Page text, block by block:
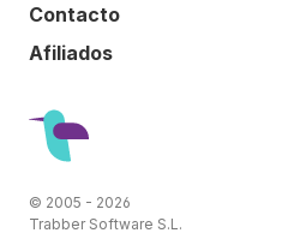
Contacto
Afiliados
© 2005 - 2026
Trabber Software S.L.